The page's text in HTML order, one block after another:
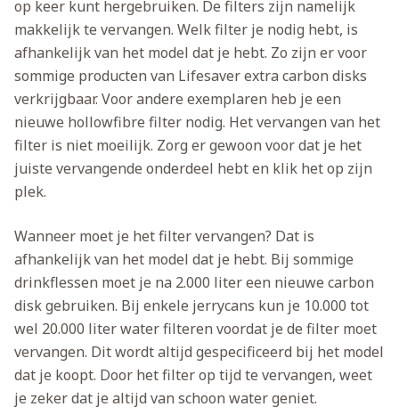
op keer kunt hergebruiken. De filters zijn namelijk
makkelijk te vervangen. Welk filter je nodig hebt, is
afhankelijk van het model dat je hebt. Zo zijn er voor
sommige producten van Lifesaver extra carbon disks
verkrijgbaar. Voor andere exemplaren heb je een
nieuwe hollowfibre filter nodig. Het vervangen van het
filter is niet moeilijk. Zorg er gewoon voor dat je het
juiste vervangende onderdeel hebt en klik het op zijn
plek.
Wanneer moet je het filter vervangen? Dat is
afhankelijk van het model dat je hebt. Bij sommige
drinkflessen moet je na 2.000 liter een nieuwe carbon
disk gebruiken. Bij enkele jerrycans kun je 10.000 tot
wel 20.000 liter water filteren voordat je de filter moet
vervangen. Dit wordt altijd gespecificeerd bij het model
dat je koopt. Door het filter op tijd te vervangen, weet
je zeker dat je altijd van schoon water geniet.